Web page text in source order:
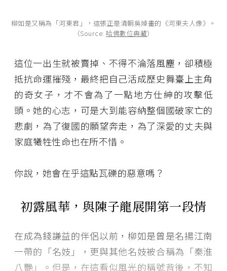
柳如是又稱為「河東君」，這張正是清朝吳焯畫的《河東夫人像》。
（Source: 哈佛數位典藏）
這位一出生就被賣掉、不得不淪落風塵，卻積極
抵抗命運摧殘，最終把自己活成歷史舞臺上主角
的奇女子，才不會為了一點地方仕紳的攻擊低
頭。她的心志，可是大到能容納整個國破家亡的
悲劇，為了復國的願望奔走，為了深愛的丈夫與
家庭犧牲性命也在所不惜。
你說，她會在乎這點瓦礫的惡意嗎？
初露風華，與陳子龍展開第一段情
在成為錢謙益的伴侶以前，柳如是曾是名揚江南
一帶的「名妓」，更與其他名妓被合稱為「秦淮
八艷」。但是，在這看似風光的稱號背後，不知